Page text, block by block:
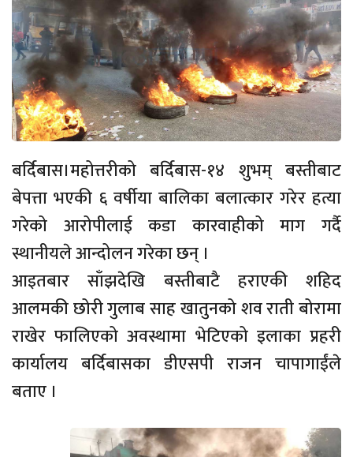
बर्दिबास।महोत्तरीको बर्दिबास-१४ शुभम् बस्तीबाट
बेपत्ता भएकी ६ वर्षीया बालिका बलात्कार गरेर हत्या
गरेको आरोपीलाई कडा कारवाहीको माग गर्दै
स्थानीयले आन्दोलन गरेका छन् ।
आइतबार साँझदेखि बस्तीबाटै हराएकी शहिद
आलमकी छोरी गुलाब साह खातुनको शव राती बोरामा
राखेर फालिएको अवस्थामा भेटिएको इलाका प्रहरी
कार्यालय बर्दिबासका डीएसपी राजन चापागाईंले
बताए ।